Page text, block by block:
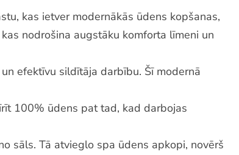
kas ietver modernākās ūdens kopšanas,
nodrošina augstāku komforta līmeni un
efektīvu sildītāja darbību. Šī modernā
100% ūdens pat tad, kad darbojas
sāls. Tā atvieglo spa ūdens apkopi, novērš